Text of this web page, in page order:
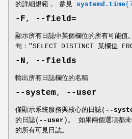
的詳細規範， 參見 systemd.time
-F, --field=
顯示所有日誌中某個欄位的所有可能
句："SELECT DISTINCT 某欄位
-N, --fields
輸出所有日誌欄位的名稱
--system, --user
僅顯示系統服務與核心的日誌( --
的日誌( --user )。 如果兩個選項都
的所有可見日誌。